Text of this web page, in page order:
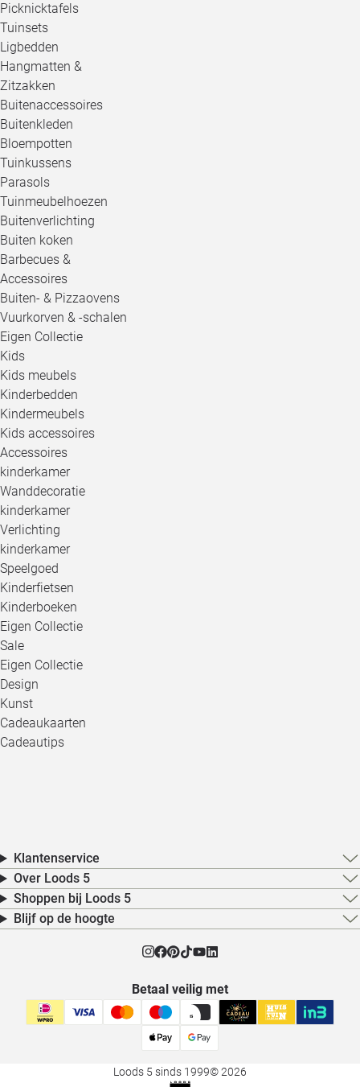
Picknicktafels
Tuinsets
Ligbedden
Hangmatten &
Zitzakken
Buitenaccessoires
Buitenkleden
Bloempotten
Tuinkussens
Parasols
Tuinmeubelhoezen
Buitenverlichting
Buiten koken
Barbecues &
Accessoires
Buiten- & Pizzaovens
Vuurkorven & -schalen
Eigen Collectie
Kids
Kids meubels
Kinderbedden
Kindermeubels
Kids accessoires
Accessoires
kinderkamer
Wanddecoratie
kinderkamer
Verlichting
kinderkamer
Speelgoed
Kinderfietsen
Kinderboeken
Eigen Collectie
Sale
Eigen Collectie
Design
Kunst
Cadeaukaarten
Cadeautips
Klantenservice
Over Loods 5
Shoppen bij Loods 5
Blijf op de hoogte
Betaal veilig met
Loods 5 sinds 1999© 2026